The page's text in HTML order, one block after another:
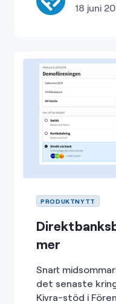
18 juni
PRODUKTNYTT
mer
Snart
det senaste
Kivra-stöd i